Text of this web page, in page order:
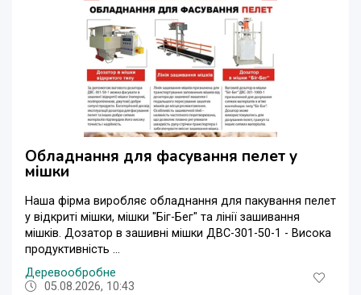
Обладнання для фасування пелет у
мішки
Наша фірма виробляє обладнання для пакування пелет
у відкриті мішки, мішки "Біг-Бег" та лінії зашивання
мішків. Дозатор в зашивні мішки ДВС-301-50-1 - Висока
продуктивність ...
Деревообробне
05.08.2026, 10:43